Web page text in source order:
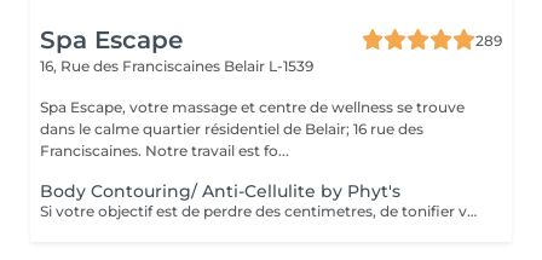
Spa Escape
289
16, Rue des Franciscaines Belair L-1539
Spa Escape, votre massage et centre de wellness se trouve
dans le calme quartier résidentiel de Belair; 16 rue des
Franciscaines. Notre travail est fo...
Body Contouring/ Anti-Cellulite by Phyt's
Si votre objectif est de perdre des centimetres, de tonifier votre corps , de réduire la cellulite, ce soin développé par les laboratoires Phyt's est fait pour vous. Ensemble avec une bonne hygiène de vie adaptée, vous obtiendrez les resultats que vous espériez.